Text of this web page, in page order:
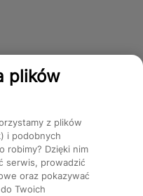
CMS
plików
z plików
i podobnych
robimy? Dzięki nim
serwis, prowadzić
oraz pokazywać
Twoich